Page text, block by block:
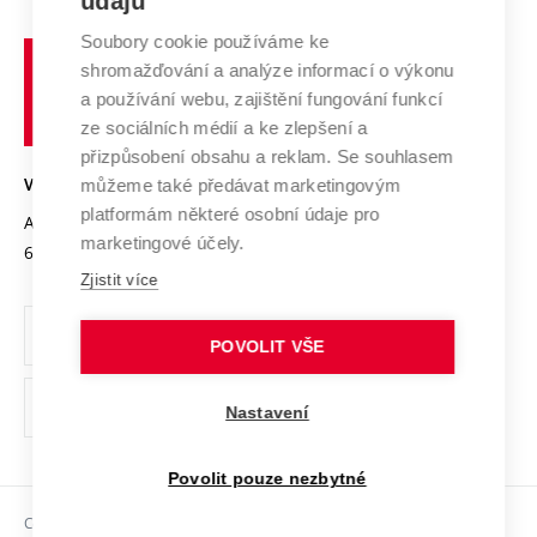
Systém zajišťování kvality výzkumu
Výzkumné infrastruktury
Transfer znalostí
Open Science
Projekty
Projekty ze strukturálních fondů
Specifický výzkum
Spolupráce se školami
Služby univerzity
Mezinárodní dohody
Univerzitní sítě
Profil univerzity
Udržitelná univerzita
Podnikavá univerzita / ContriBUTe
Bezpečná univerzita
Vyznamenání
Organizační struktura
Ochrana osobních údajů
odkaz)
Sociální bezpečí
učení
technické
VYSOKÉ UČENÍ TECHNICKÉ V BRNĚ
Antonínská 548/1
602 00 Brno
www.vut.cz
vut@vutbr.cz
Copyright © 2026 VUT
Soubory cookie používáme ke
shromažďování a analýze informací o výkonu
a používání webu, zajištění fungování funkcí
ze sociálních médií a ke zlepšení a
přizpůsobení obsahu a reklam. Se souhlasem
můžeme také předávat marketingovým
platformám některé osobní údaje pro
marketingové účely.
Zjistit více
POVOLIT VŠE
Nastavení
Povolit pouze nezbytné